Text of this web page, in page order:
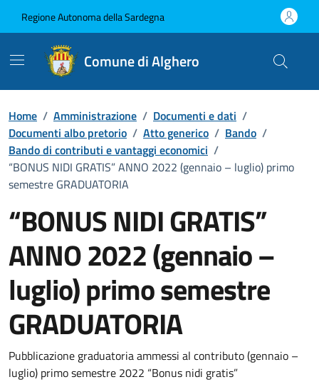
Regione Autonoma della Sardegna
Comune di Alghero
Home / Amministrazione / Documenti e dati /
Documenti albo pretorio / Atto generico / Bando /
Bando di contributi e vantaggi economici /
“BONUS NIDI GRATIS” ANNO 2022 (gennaio – luglio) primo
semestre GRADUATORIA
“BONUS NIDI GRATIS”
ANNO 2022 (gennaio –
luglio) primo semestre
GRADUATORIA
Dettaglio del documento
Pubblicazione graduatoria ammessi al contributo (gennaio –
luglio) primo semestre 2022 “Bonus nidi gratis”